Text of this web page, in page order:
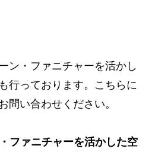
ン・ファニチャーを活かし
行っております。こちらに
問い合わせください。
ファニチャーを活かした空